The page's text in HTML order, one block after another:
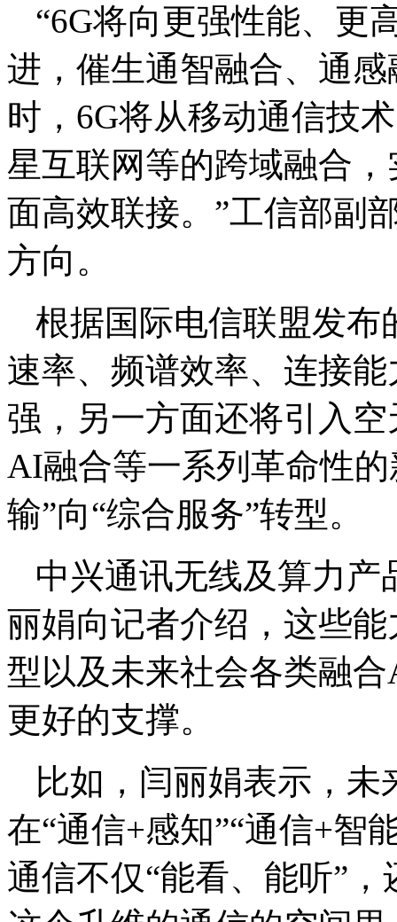
“6G将向更强性能、更
进，催生通智融合、通
时，6G将从移动通信技
星互联网等的跨域融合
面高效联接。”工信部副
方向。
根据国际电信联盟发布
速率、频谱效率、连接
强，另一方面还将引入
AI融合等一系列革命性
输”向“综合服务”转型。
中兴通讯无线及算力
丽娟向记者介绍，这些
型以及未来社会各类融
更好的支撑。
比如，闫丽娟表示，未
在“通信+感知”“通信+智
通信不仅“能看、能听”